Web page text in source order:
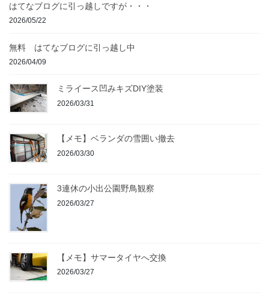
はてなブログに引っ越しですが・・・
2026/05/22
無料 はてなブログに引っ越し中
2026/04/09
ミライース凹みキズDIY塗装
2026/03/31
【メモ】ベランダの雪囲い撤去
2026/03/30
3連休の小出公園野鳥観察
2026/03/27
【メモ】サマータイヤへ交換
2026/03/27